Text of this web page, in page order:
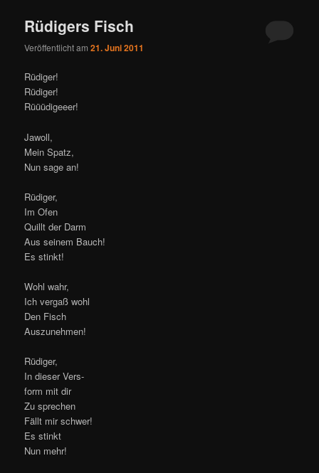
Rüdigers Fisch
Veröffentlicht am21. Juni 2011
Rüdiger!
Rüdiger!
Rüüüdigeeer!
Jawoll,
Mein Spatz,
Nun sage an!
Rüdiger,
Im Ofen
Quillt der Darm
Aus seinem Bauch!
Es stinkt!
Wohl wahr,
Ich vergaß wohl
Den Fisch
Auszunehmen!
Rüdiger,
In dieser Vers-
form mit dir
Zu sprechen
Fällt mir schwer!
Es stinkt
Nun mehr!